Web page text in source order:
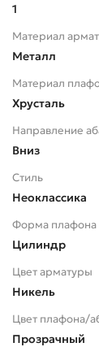
1
Материал
Металл
Материал
Хрусталь
Направление
Вниз
Стиль
Неоклассика
Форма плафона
Цилиндр
Цвет арматуры
Никель
Цвет плафона/
Прозрачный